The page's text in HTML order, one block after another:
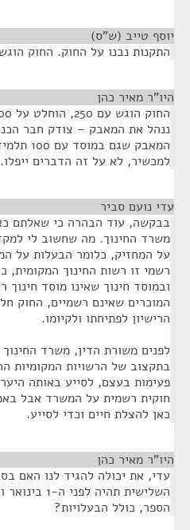
יוסף טייב (ש"ס)
התקנות נבנו על החוק. החוק הוגש
היו"ר מאיר כהן
ננהל את המאבק – צודק חבר
למכשיר, לא על זה הדברים
עדי נועם סביר
בבקשה, עוד הבהרה כי שאלתם
משרד החינוך. מה שחשוב לי
על המחזיק, כלומר הבעלות על
רשמי זו רשות החינוך המקומית,
ובמוסד חינוך שאינו מוסד
המוכרים שאינם רשמיים, החוק
הרישיון לפתיחתו ולקיומו.
לפנים משורת הדין, משרד
בתקצוב של הרשויות
פעימות בעצם, לסייע באותה
חוקית רשמית על המשרד אבל
כאן להצלת חיים וכדי לסייע.
היו"ר מאיר כהן
עדי, את יכולה להגיד לנו האם
השלישית
הספר, כולל הבעלויות?